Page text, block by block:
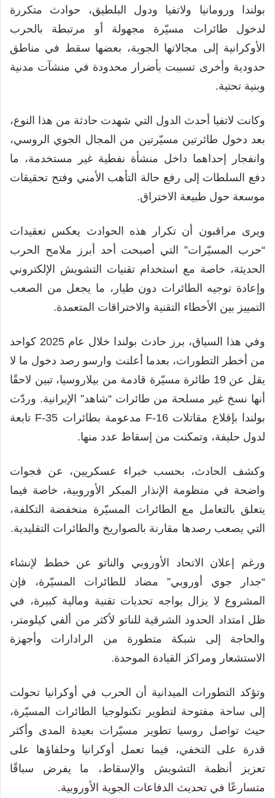
بولندا ورومانيا ولاتفيا ودول البلطيق، حوادث متكررة
لدخول طائرات مسيّرة مجهولة أو مرتبطة بالحرب
الأوكرانية إلى مجالاتها الجوية، بعضها سقط في مناطق
حدودية وأخرى تسببت بأضرار محدودة في منشآت مدنية
وبنية تحتية.
وكانت لاتفيا أحدث الدول التي شهدت حادثة من هذا النوع،
بعد دخول طائرتين مسيّرتين من المجال الجوي الروسي،
وانفجار إحداهما داخل منشأة نفطية غير مستخدمة، ما
دفع السلطات إلى رفع حالة التأهب الأمني وفتح تحقيقات
موسعة حول طبيعة الاختراق.
ويرى مراقبون أن تكرار هذه الحوادث يعكس تعقيدات
“حرب المسيّرات” التي أصبحت أحد أبرز ملامح الحرب
الحديثة، خاصة مع استخدام تقنيات التشويش الإلكتروني
وإعادة توجيه الطائرات دون طيار، ما يجعل من الصعب
التمييز بين الأخطاء التقنية والاختراقات المتعمدة.
وفي هذا السياق، برز حادث بولندا خلال عام 2025 كواحد
من أخطر التطورات، بعدما أعلنت وارسو رصد دخول ما لا
يقل عن 19 طائرة مسيّرة قادمة من بيلاروسيا، تبين لاحقًا
أنها نسخ غير مسلحة من طائرات “شاهد” الإيرانية. وردّت
بولندا بإقلاع مقاتلات F-16 مدعومة بطائرات F-35 تابعة
لدول حليفة، وتمكنت من إسقاط عدد منها.
وكشف الحادث، بحسب خبراء عسكريين، عن فجوات
واضحة في منظومة الإنذار المبكر الأوروبية، خاصة فيما
يتعلق بالتعامل مع الطائرات المسيّرة منخفضة التكلفة،
التي يصعب رصدها مقارنة بالصواريخ والطائرات التقليدية.
ورغم إعلان الاتحاد الأوروبي والناتو عن خطط لإنشاء
“جدار جوي أوروبي” مضاد للطائرات المسيّرة، فإن
المشروع لا يزال يواجه تحديات تقنية ومالية كبيرة، في
ظل امتداد الحدود الشرقية للناتو لأكثر من ألفي كيلومتر،
والحاجة إلى شبكة متطورة من الرادارات وأجهزة
الاستشعار ومراكز القيادة الموحدة.
وتؤكد التطورات الميدانية أن الحرب في أوكرانيا تحولت
إلى ساحة مفتوحة لتطوير تكنولوجيا الطائرات المسيّرة،
حيث تواصل روسيا تطوير مسيّرات بعيدة المدى وأكثر
قدرة على التخفي، فيما تعمل أوكرانيا وحلفاؤها على
تعزيز أنظمة التشويش والإسقاط، ما يفرض سباقًا
متسارعًا في تحديث الدفاعات الجوية الأوروبية.